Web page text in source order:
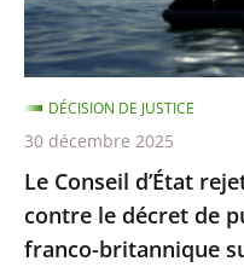
contre
le
décret
de
publication
de
l’accord
franco-
Le Conseil d’État
contre le décret de
franco-britannique
DÉCISION DE JUSTICE
30 décembre 2025